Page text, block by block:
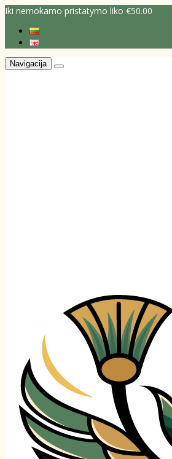
Iki nemokamo pristatymo liko €50.00
Navigacija